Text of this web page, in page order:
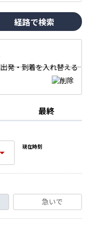
経路で検索
最終
現在時刻
急いで